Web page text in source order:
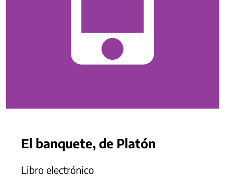
El banquete, de Platón
Libro electrónico